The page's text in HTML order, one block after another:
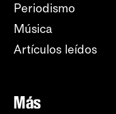
Periodismo
Música
Artículos leídos
Más